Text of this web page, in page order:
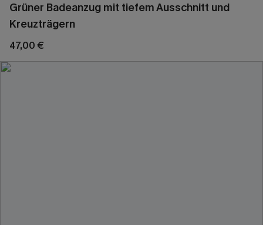
Grüner Badeanzug mit tiefem Ausschnitt und
Kreuzträgern
47,00 €